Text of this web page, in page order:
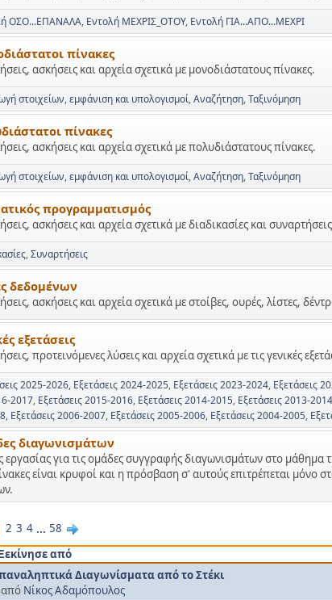
ΟΣΟ...ΕΠΑΝΑΛΑ Εντολή ΜΕΧΡΙΣ_ΟΤΟΥ Εντολή ΓΙΑ...ΑΠΟ...ΜΕΧΡΙ
πίνακες
ασκήσεις και αρχεία σχετικά με μονοδιάστατους πίνακες.
στοιχείων, εμφάνιση και υπολογισμοί Αναζήτηση Ταξινόμηση
πίνακες
ασκήσεις και αρχεία σχετικά με πολυδιάστατους πίνακες.
στοιχείων, εμφάνιση και υπολογισμοί Αναζήτηση Ταξινόμηση
προγραμματισμός
ασκήσεις και αρχεία σχετικά με διαδικασίες και
Συναρτήσεις
δεδομένων
ασκήσεις και αρχεία σχετικά με στοίβες, ουρές, λίστες,
εξετάσεις
προτεινόμενες λύσεις και αρχεία σχετικά με τις γενικές
2025-2026 Εξετάσεις 2024-2025 Εξετάσεις 2023-2024 Εξετάσεις
2017 Εξετάσεις 2015-2016 Εξετάσεις 2014-2015 Εξετάσεις 2013-2014
Εξετάσεις 2006-2007 Εξετάσεις 2005-2006 Εξετάσεις 2004-2005
διαγωνισμάτων
εργασίας για τις ομάδες συγγραφής διαγωνισμάτων στο μάθημα
είναι κρυφοί και η πρόσβαση σ' αυτούς επιτρέπεται μόνο
2 3 4 ... 58
από
Διαγωνίσματα από το Στέκι
από Νίκος Αδαμόπουλος